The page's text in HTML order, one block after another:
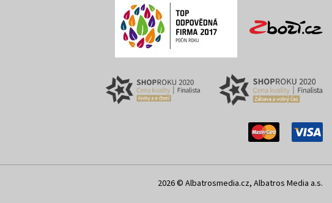
2026 © Albatrosmedia.cz, Albatros Media a.s.